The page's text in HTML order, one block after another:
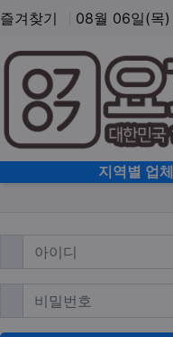
즐겨찾기 08월 06일(목)
지역별 업체
아이디 필수
비밀번호필수